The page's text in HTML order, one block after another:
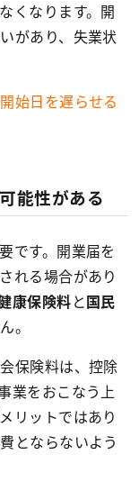
くなります。開
があり、失業状
始日を遅らせる
能性がある
です。開業届を
れる場合があり
康保険料 と 国民
。
保険料は、控除
業をおこなう上
リットではあり
とならないよう